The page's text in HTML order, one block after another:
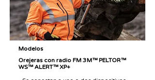
Modelos
Orejeras con radio FM 3M™ PELTOR™
WS™ ALERT™ XP+